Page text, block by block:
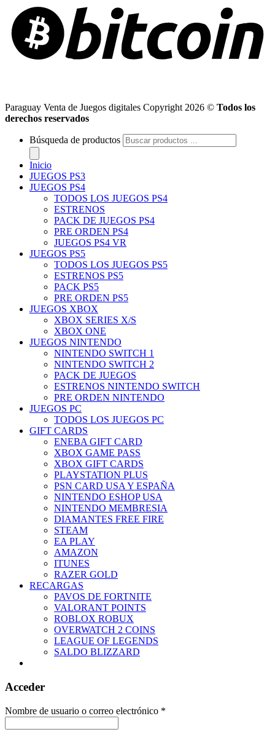
Paraguay Venta de Juegos digitales Copyright 2026 © Todos los
derechos reservados
Búsqueda de productos
Inicio
JUEGOS PS3
JUEGOS PS4
TODOS LOS JUEGOS PS4
ESTRENOS
PACK DE JUEGOS PS4
PRE ORDEN PS4
JUEGOS PS4 VR
JUEGOS PS5
TODOS LOS JUEGOS PS5
ESTRENOS PS5
PACK PS5
PRE ORDEN PS5
JUEGOS XBOX
XBOX SERIES X/S
XBOX ONE
JUEGOS NINTENDO
NINTENDO SWITCH 1
NINTENDO SWITCH 2
PACK DE JUEGOS
ESTRENOS NINTENDO SWITCH
PRE ORDEN NINTENDO
JUEGOS PC
TODOS LOS JUEGOS PC
GIFT CARDS
ENEBA GIFT CARD
XBOX GAME PASS
XBOX GIFT CARDS
PLAYSTATION PLUS
PSN CARD USA Y ESPAÑA
NINTENDO ESHOP USA
NINTENDO MEMBRESIA
DIAMANTES FREE FIRE
STEAM
EA PLAY
AMAZON
ITUNES
RAZER GOLD
RECARGAS
PAVOS DE FORTNITE
VALORANT POINTS
ROBLOX ROBUX
OVERWATCH 2 COINS
LEAGUE OF LEGENDS
SALDO BLIZZARD
Acceder
Nombre de usuario o correo electrónico *